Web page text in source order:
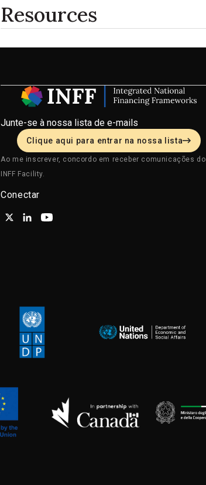
Resources
Junte-se à nossa lista de e-mails
Clique aqui para entrar na nossa lista
Ao me inscrever, concordo em receber comunicações do
INFF Facility.
Conectar